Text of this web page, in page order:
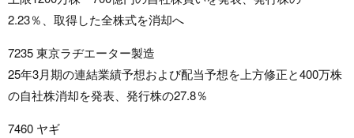
2.23％、取得した全株式を消却へ
7235 東京ラヂエーター製造
25年3月期の連結業績予想および配当予想を上方修正と400万株
の自社株消却を発表、発行株の27.8％
7460 ヤギ